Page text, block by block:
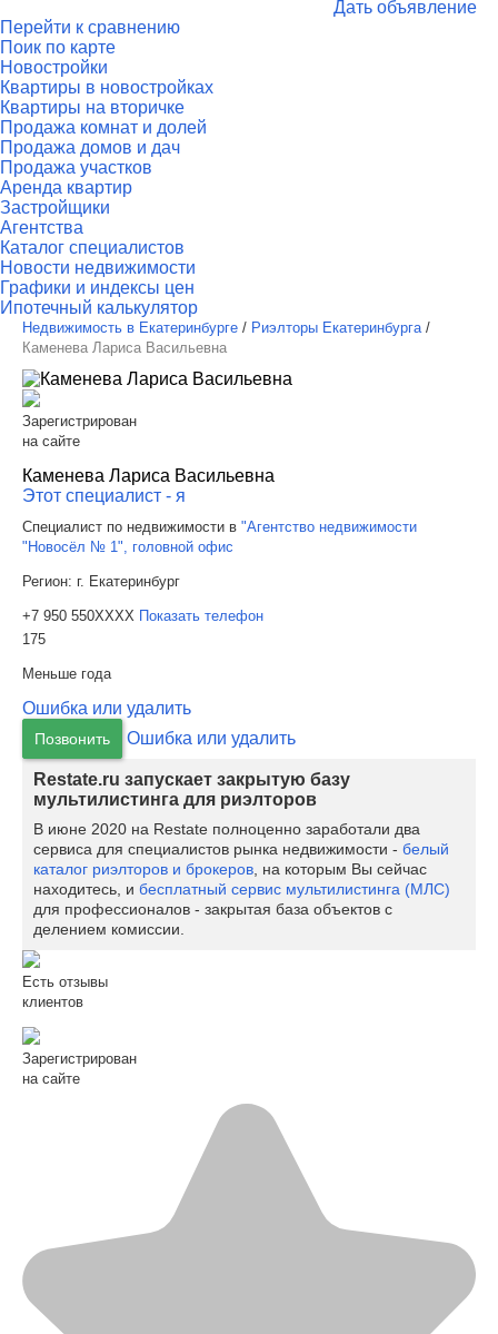
Дать объявление
Перейти к сравнению
Поик по карте
Новостройки
Квартиры в новостройках
Квартиры на вторичке
Продажа комнат и долей
Продажа домов и дач
Продажа участков
Аренда квартир
Застройщики
Агентства
Каталог специалистов
Новости недвижимости
Графики и индексы цен
Ипотечный калькулятор
Недвижимость в Екатеринбурге / Риэлторы Екатеринбурга /
Каменева Лариса Васильевна
Зарегистрирован
на сайте
Каменева Лариса Васильевна
Этот специалист - я
Специалист по недвижимости в "Агентство недвижимости
"Новосёл № 1", головной офис
Регион: г. Екатеринбург
+7 950 550XXXX Показать телефон
175
Меньше года
Ошибка или удалить
Позвонить Ошибка или удалить
Restate.ru запускает закрытую базу
мультилистинга для риэлторов
В июне 2020 на Restate полноценно заработали два
сервиса для специалистов рынка недвижимости - белый
каталог риэлторов и брокеров , на которым Вы сейчас
находитесь, и бесплатный сервис мультилистинга (МЛС)
для профессионалов - закрытая база объектов с
делением комиссии.
Есть отзывы
клиентов
Зарегистрирован
на сайте